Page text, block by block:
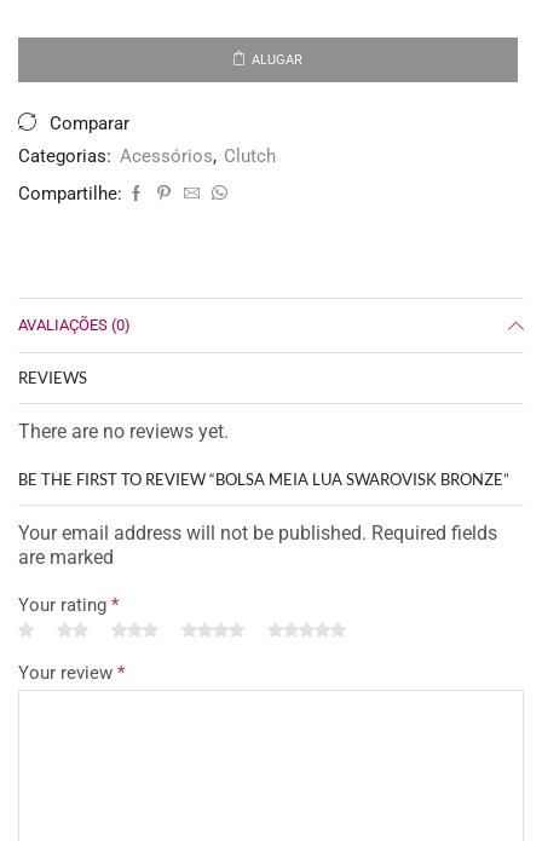
ALUGAR
Comparar
Categorias: Acessórios, Clutch
Compartilhe:
AVALIAÇÕES (0)
REVIEWS
There are no reviews yet.
BE THE FIRST TO REVIEW “BOLSA MEIA LUA SWAROVISK BRONZE”
Your email address will not be published. Required fields
are marked
Your rating *
Your review *